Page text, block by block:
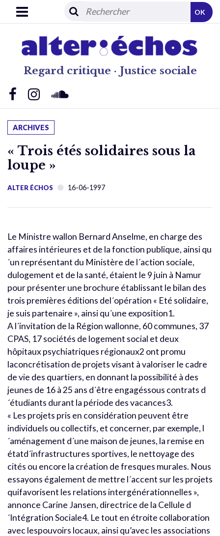
Regard critique · Justice sociale
OK
ARCHIVES
« Trois étés solidaires sous la
loupe »
ALTER ÉCHOS 16-06-1997
Le Ministre wallon Bernard Anselme, en charge des
affaires intérieures et de la fonction publique, ainsi qu
´un représentant du Ministère de l´action sociale,
dulogement et de la santé, étaient le 9 juin à Namur
pour présenter une brochure établissant le bilan des
trois premières éditions del´opération « Eté solidaire,
je suis partenaire », ainsi qu´une exposition1.
A l´invitation de la Région wallonne, 60 communes, 37
CPAS, 17 sociétés de logement social et deux
hôpitaux psychiatriques régionaux2 ont promu
laconcrétisation de projets visant à valoriser le cadre
de vie des quartiers, en donnant la possibilité à des
jeunes de 16 à 25 ans d´être engagéssous contrats d
´étudiants durant la période des vacances3.
« Les projets pris en considération peuvent être
individuels ou collectifs, et concerner, par exemple, l
´aménagement d´une maison de jeunes, la remise en
étatd´infrastructures sportives, le nettoyage des
cités ou encore la création de fresques murales. Nous
essayons également de mettre l´accent sur les projets
quifavorisent les relations intergénérationnelles »,
annonce Carine Jansen, directrice de la Cellule d
´Intégration Sociale4. Le tout en étroite collaboration
avec lespouvoirs locaux, ainsi qu’avec les associations